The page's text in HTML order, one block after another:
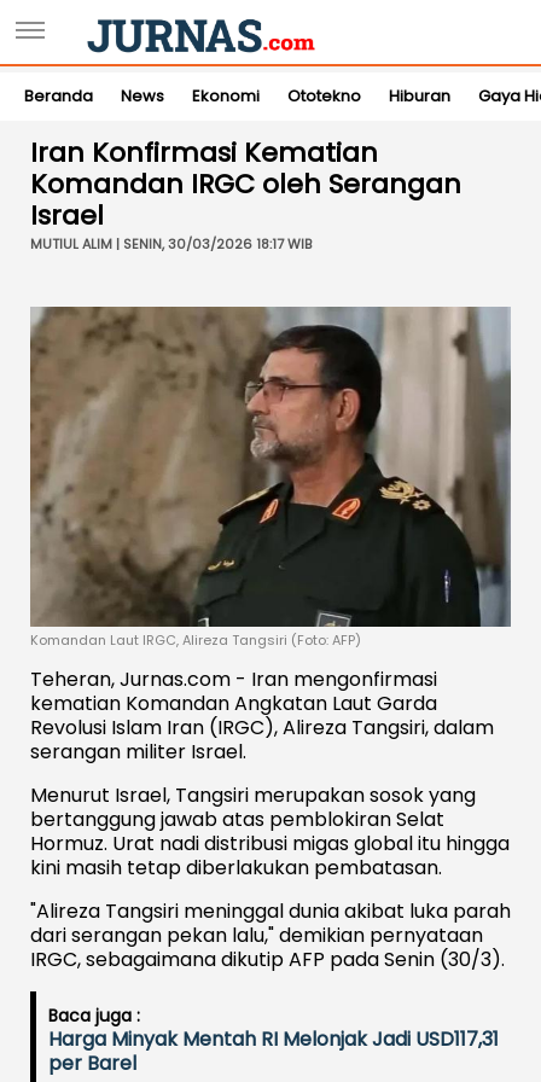
Beranda News Ekonomi Ototekno Hiburan Gaya
Iran Konfirmasi Kematian
Komandan IRGC oleh Serangan
Israel
MUTIUL ALIM | SENIN, 30/03/2026 18:17 WIB
Komandan Laut IRGC, Alireza Tangsiri (Foto: AFP)
Teheran, Jurnas.com - Iran mengonfirmasi
kematian Komandan Angkatan Laut Garda
Revolusi Islam Iran (IRGC), Alireza Tangsiri, dalam
serangan militer Israel.
Menurut Israel, Tangsiri merupakan sosok yang
bertanggung jawab atas pemblokiran Selat
Hormuz. Urat nadi distribusi migas global itu hingga
kini masih tetap diberlakukan pembatasan.
"Alireza Tangsiri meninggal dunia akibat luka parah
dari serangan pekan lalu," demikian pernyataan
IRGC, sebagaimana dikutip AFP pada Senin (30/3).
Baca juga :
Harga Minyak Mentah RI Melonjak Jadi USD117,31
per Barel